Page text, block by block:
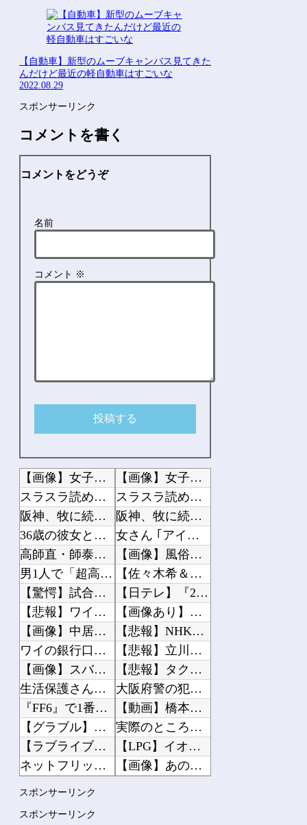
【自動車】新型のムーブキャンバス見てきた
んだけど最近の軽自動車はすごいな
2022.08.29
スポンサーリンク
コメントを書く
コメントをどうぞ
名前
コメント ※
【画像】女子アナ、生放送で高校時代の制服を着てしまうｗｗｗｗｗｗｗｗｗｗｗｗｗｗ...
スラスラ読めちゃう小説
阪神、牧に続き度会も破壊wwwwwwwwwwww
36歳の彼女と結婚したいのに、家族が猛反対。家族から信じられない言葉が飛び出した...
高師直・師泰「降伏するから許して？」
男1人で「超高級アフタヌーンティー」に来てみたwww
【驚愕】試合後に傷心の久保タケを飯に誘うジャガー浅野がコチラ!!!
【悲報】ワイ、職場でアミバ呼ばわりされる
【画像】中居正広「（まずい…このままじゃ木村が最下位になる…）ああぁぁぁ滑ったぁ...
ワイの銀行口座4つもあるんだけど多すぎ？
【画像】スバル、ガチで凄い実力を持っていた
生活保護さん、1400円のハンバーガーを食べただけで批判される
『FF6』で1番苦戦する所といえば？
【グラブル】無料石で天井して何もでないときって怒る？
【ラブライブ！】【画像】蓮ノ空お散歩日記の店舗特典イラストが公開される【DOLL...
ネットフリックスの脚本料は「地上波の5倍ぐらい」 役作りで増量の役者には食費の補...
【画像】女子アナ、生放送で高校時代の制服を着てしまうｗｗｗｗｗｗｗｗｗｗｗｗｗｗ...
スラスラ読めちゃう小説
阪神、牧に続き度会も破壊wwwwwwwwwwww
女さん ｢アイドルが19歳にもなってスク水を着させられている！｣⇒結果ｗｗｗ
【画像】風俗に行くとこういう恵体メロン乳(35)を指名してしまう奴wwwww
【佐々木希＆久保史緒里】密着してハートを作る“仲良しショット”に「お美しい」
【日テレ】『24時間テレビ』、熊本地震へ1000万円寄付の発表にモヤモヤ感
【画像あり】宇垣美里「学生時代は全然モテなかったです」⇒！！！
【悲報】NHK番組出演者さん「飲酒していたため記憶にない」職員さんへの性被害が発...
【悲報】立川志らく、落語批判に「上から目線で言えるのは談志くらい」とピシャリ
【悲報】タクシー運転手、儲かりまくることが判明してしまう
大阪府警の犯人射殺動画、全く撃ち56す必要なかったwww
【動画】橋本環奈、ABEMAイベントでサービス谷間
実際のところ中国って日本をどうしたいんやろな？
【LPG】イオンモール熊本7人死亡爆発、漏れたガスが施設内に滞留か 経産省が全国...
【画像】あのちゃん、なんか別人になる
スポンサーリンク
スポンサーリンク